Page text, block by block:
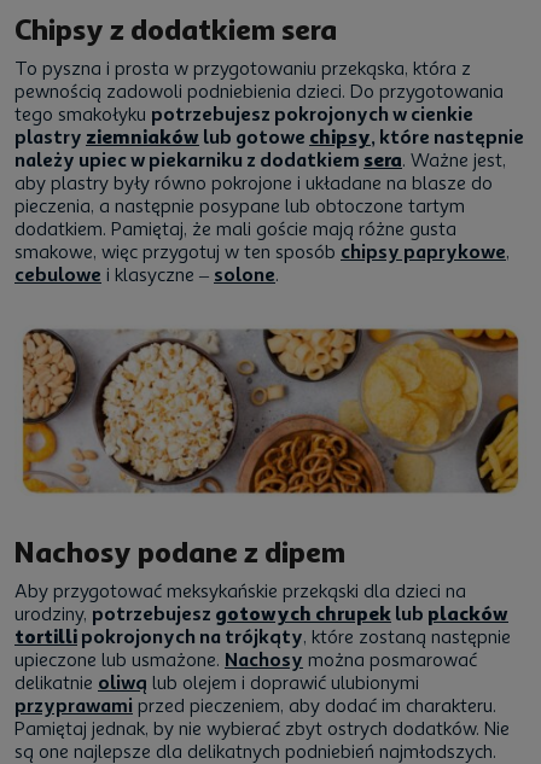
Chipsy z dodatkiem sera
To pyszna i prosta w przygotowaniu przekąska, która z
pewnością zadowoli podniebienia dzieci. Do przygotowania
tego smakołyku potrzebujesz pokrojonych w cienkie
plastry ziemniaków lub gotowe chipsy, które następnie
należy upiec w piekarniku z dodatkiem sera. Ważne jest,
aby plastry były równo pokrojone i układane na blasze do
pieczenia, a następnie posypane lub obtoczone tartym
dodatkiem. Pamiętaj, że mali goście mają różne gusta
smakowe, więc przygotuj w ten sposób chipsy paprykowe,
cebulowe i klasyczne – solone.
Nachosy podane z dipem
Aby przygotować meksykańskie przekąski dla dzieci na
urodziny, potrzebujesz gotowych chrupek lub placków
tortilli pokrojonych na trójkąty, które zostaną następnie
upieczone lub usmażone. Nachosy można posmarować
delikatnie oliwą lub olejem i doprawić ulubionymi
przyprawami przed pieczeniem, aby dodać im charakteru.
Pamiętaj jednak, by nie wybierać zbyt ostrych dodatków. Nie
są one najlepsze dla delikatnych podniebień najmłodszych.